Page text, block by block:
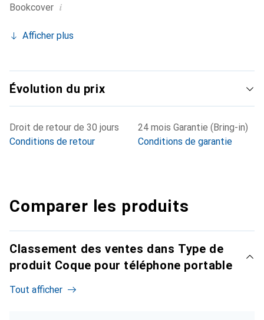
Bookcover i
Afficher plus
Évolution du prix
Droit de retour de 30 jours
Conditions de retour
24 mois Garantie (Bring-in)
Conditions de garantie
Comparer les produits
Classement des ventes dans Type de
produit Coque pour téléphone portable
Tout afficher